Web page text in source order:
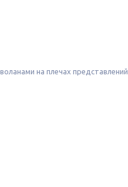
на плечах представлений